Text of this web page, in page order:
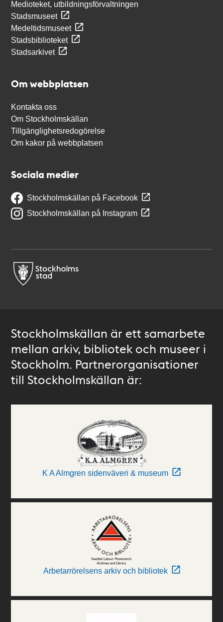
Medioteket, utbildningsförvaltningen
Stadsmuseet
Medeltidsmuseet
Stadsbiblioteket
Stadsarkivet
Om webbplatsen
Kontakta oss
Om Stockholmskällan
Tillgänglighetsredogörelse
Om kakor på webbplatsen
Sociala medier
Stockholmskällan på Facebook
Stockholmskällan på Instagram
Stockholmskällan är ett samarbete
mellan arkiv, bibliotek och museer i
Stockholm. Partnerorganisationer
till Stockholmskällan är:
K A Almgren sidenväveri & museum
Arbetarrörelsens arkiv och bibliotek